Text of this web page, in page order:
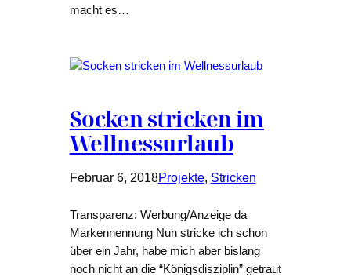
macht es…
Socken stricken im
Wellnessurlaub
Februar 6, 2018Projekte, Stricken
Transparenz: Werbung/Anzeige da
Markennennung Nun stricke ich schon
über ein Jahr, habe mich aber bislang
noch nicht an die “Königsdisziplin” getraut